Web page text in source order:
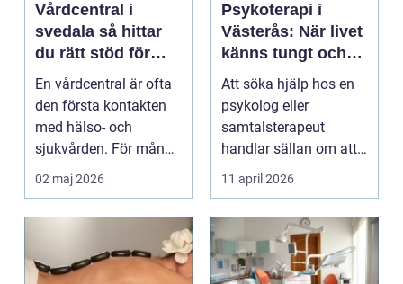
Vårdcentral i
svedala så hittar
du rätt stöd för
hela familjen
En vårdcentral är ofta
den första kontakten
med hälso- och
sjukvården. För många
i Svedala handlar v...
02 maj 2026
Psykoterapi i
Västerås: När livet
känns tungt och
du behöver prata
med någon
Att söka hjälp hos en
psykolog eller
samtalsterapeut
handlar sällan om att
vara svag....
11 april 2026